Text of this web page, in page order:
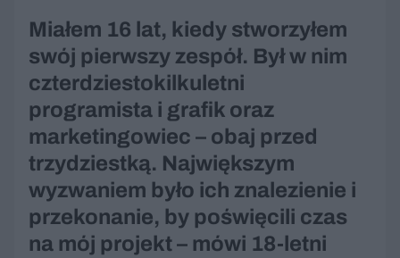
Miałem 16 lat, kiedy stworzyłem
swój pierwszy zespół. Był w nim
czterdziestokilkuletni
programista i grafik oraz
marketingowiec – obaj przed
trzydziestką. Największym
wyzwaniem było ich znalezienie i
przekonanie, by poświęcili czas
na mój projekt – mówi 18-letni